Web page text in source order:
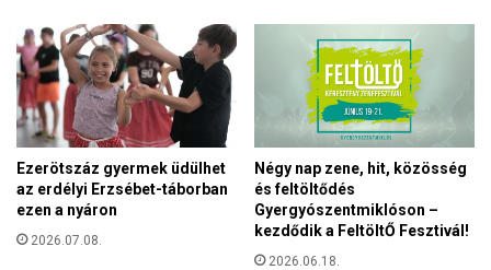
N
a
p
j
á
t
G
r
e
c
s
ó
K
r
i
s
Ezerötszáz gyermek üdülhet
az erdélyi Erzsébet-táborban
ezen a nyáron
2026.07.08.
Négy nap zene, hit, közösség
és feltöltődés
Gyergyószentmiklóson –
kezdődik a FeltöltŐ Fesztivál!
2026.06.18.